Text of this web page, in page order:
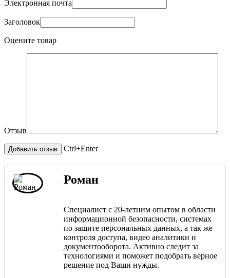
Электронная почта
Заголовок
Оцените товар
Отзыв
Ctrl+Enter
Роман
Специалист с 20-летним опытом в области
информационной безопасности, системах
по защите персональных данных, а так же
контроля доступа, видео аналитики и
документооборота. Активно следит за
технологиями и поможет подобрать верное
решение под Ваши нужды.